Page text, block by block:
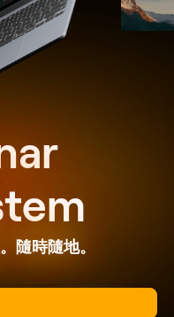
隨時隨地。